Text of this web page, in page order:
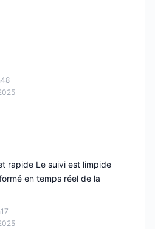
rapide Le suivi est limpide
en temps réel de la